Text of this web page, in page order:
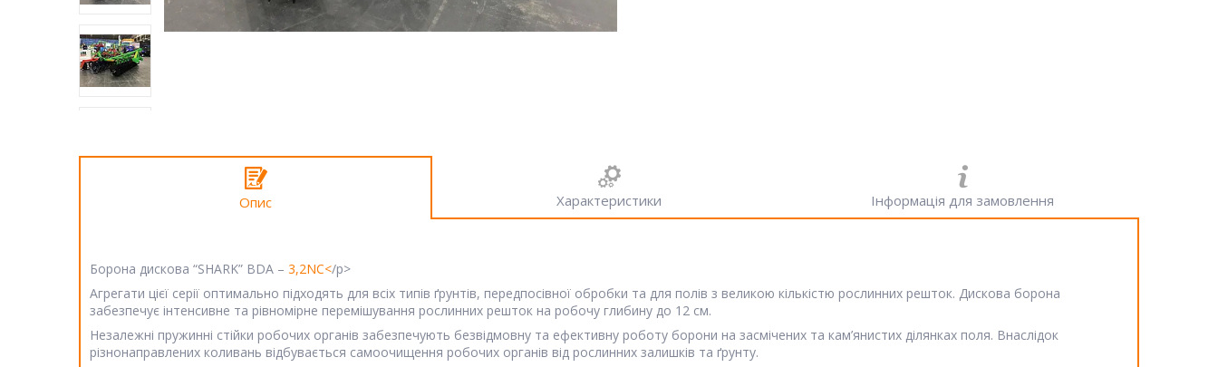
Опис Характеристики Інформація для замовлення
Борона дискова “SHARK” BDA – 3,2NC</p>
Агрегати цієї серії оптимально підходять для всіх типів ґрунтів, передпосівної обробки та для полів з великою кількістю рослинних решток. Дискова борона
забезпечує інтенсивне та рівномірне перемішування рослинних решток на робочу глибину до 12 см.
Незалежні пружинні стійки робочих органів забезпечують безвідмовну та ефективну роботу борони на засмічених та кам’янистих ділянках поля. Внаслідок
різнонаправлених коливань відбувається самоочищення робочих органів від рослинних залишків та ґрунту.